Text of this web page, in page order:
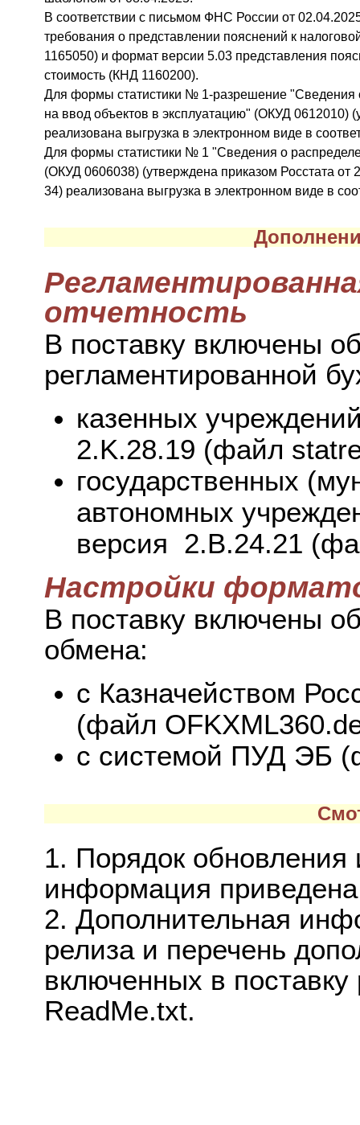
В соответствии с письмом ФНС России от
требования о представлении пояснений к
1165050) и формат версии 5.03 представления
стоимость (КНД 1160200).
Для формы статистики № 1-разрешение "Сведения
на ввод объектов в эксплуатацию" (ОКУД 0612010)
реализована выгрузка в электронном виде в
Для формы статистики № 1 "Сведения о
(ОКУД 0606038) (утверждена приказом Росстата
34) реализована выгрузка в электронном виде в
отчетность
В поставку включены
регламентированной
казенных
2.K.28.19 (файл
государственных
автономных
версия 2.B.24.21
Настройки
В поставку включены
обмена:
с Казначейством
(файл
с системой ПУД ЭБ
1. Порядок обновления
информация
2. Дополнительная
релиза и перечень
включенных в
ReadMe.txt.